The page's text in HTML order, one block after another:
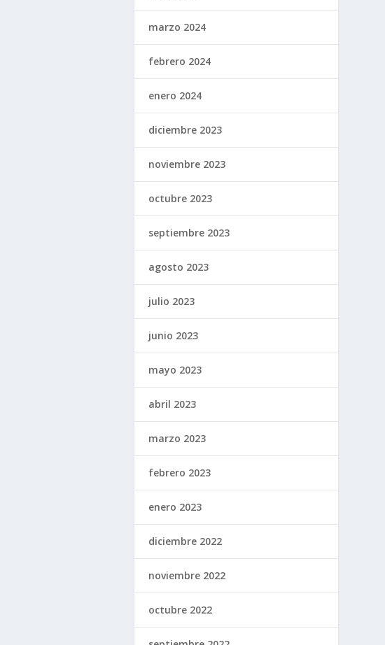
marzo 2024
febrero 2024
enero 2024
diciembre 2023
noviembre 2023
octubre 2023
septiembre 2023
agosto 2023
julio 2023
junio 2023
mayo 2023
abril 2023
marzo 2023
febrero 2023
enero 2023
diciembre 2022
noviembre 2022
octubre 2022